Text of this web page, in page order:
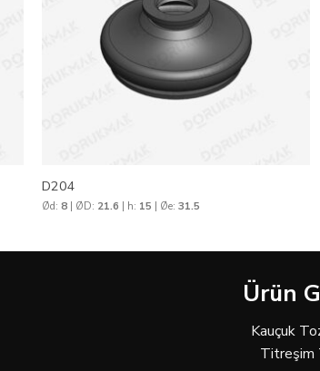
D204
Ød: 8| ØD: 21.6 | h: 15 | Øe: 31.5
Ürün
Kauçuk
Titreşim